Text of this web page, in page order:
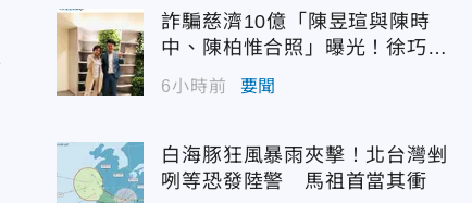
詐騙慈濟10億「陳昱瑄與陳時
中、陳柏惟合照」曝光！徐巧芯
震撼出手
6小時前 要聞
白海豚狂風暴雨夾擊！北台灣剉
咧等恐發陸警 馬祖首當其衝